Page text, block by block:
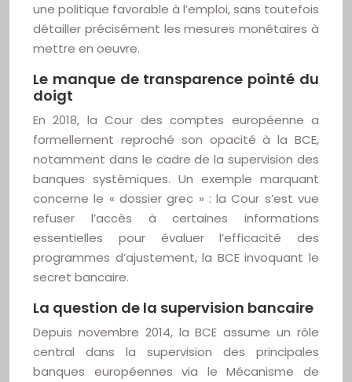
une politique favorable à l’emploi, sans toutefois
détailler précisément les mesures monétaires à
mettre en oeuvre.
Le manque de transparence pointé du
doigt
En 2018, la Cour des comptes européenne a
formellement reproché son opacité à la BCE,
notamment dans le cadre de la supervision des
banques systémiques. Un exemple marquant
concerne le « dossier grec » : la Cour s’est vue
refuser l’accès à certaines informations
essentielles pour évaluer l’efficacité des
programmes d’ajustement, la BCE invoquant le
secret bancaire.
La question de la supervision bancaire
Depuis novembre 2014, la BCE assume un rôle
central dans la supervision des principales
banques européennes via le Mécanisme de